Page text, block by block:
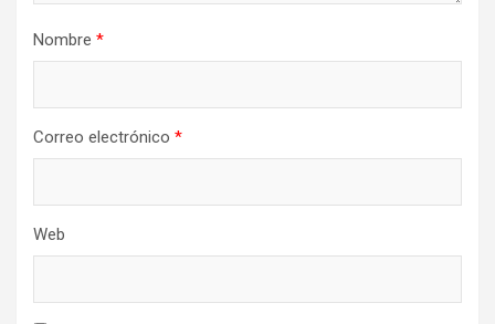
Nombre *
Correo electrónico *
Web